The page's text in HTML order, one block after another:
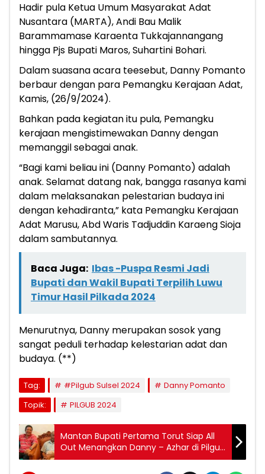
Hadir pula Ketua Umum Masyarakat Adat
Nusantara (MARTA), Andi Bau Malik
Barammamase Karaenta Tukkajannangang
hingga Pjs Bupati Maros, Suhartini Bohari.
Dalam suasana acara teesebut, Danny Pomanto
berbaur dengan para Pemangku Kerajaan Adat,
Kamis, (26/9/2024).
Bahkan pada kegiatan itu pula, Pemangku
kerajaan mengistimewakan Danny dengan
memanggil sebagai anak.
“Bagi kami beliau ini (Danny Pomanto) adalah
anak. Selamat datang nak, bangga rasanya kami
dalam melaksanakan pelestarian budaya ini
dengan kehadiranta,” kata Pemangku Kerajaan
Adat Marusu, Abd Waris Tadjuddin Karaeng Sioja
dalam sambutannya.
Baca Juga: Ibas -Puspa Resmi Jadi
Bupati dan Wakil Bupati Terpilih Luwu
Timur Hasil Pilkada 2024
Menurutnya, Danny merupakan sosok yang
sangat peduli terhadap kelestarian adat dan
budaya. (**)
Tag: #Pilgub Sulsel 2024
Danny Pomanto
Topik:
PILGUB 2024
Mantan Bupati Pertama Torut Siap All
Out Menangkan Danny – Azhar di Pilgub
Sulsel